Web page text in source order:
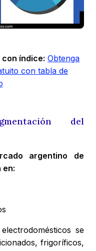
índice: Obtenga
con tabla de
del
argentino de
en:
se
frigoríficos,